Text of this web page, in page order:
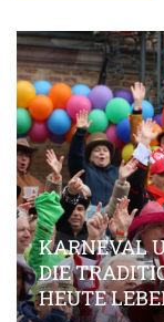
KARNEVAL
DIE
HEUTE